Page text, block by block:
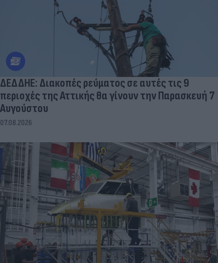
ΔΕΔΔΗΕ: Διακοπές ρεύματος σε αυτές τις 9
περιοχές της Αττικής θα γίνουν την Παρασκευή 7
Αυγούστου
07.08.2026